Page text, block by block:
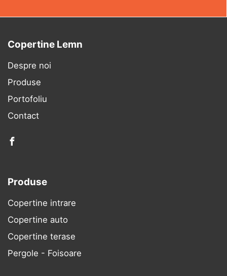
Copertine Lemn
Despre noi
Produse
Portofoliu
Contact
Produse
Copertine intrare
Copertine auto
Copertine terase
Pergole - Foisoare